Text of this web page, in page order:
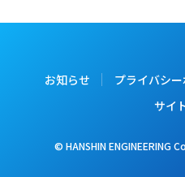
お知らせ プライバシ
サイ
© HANSHIN ENGINEERING